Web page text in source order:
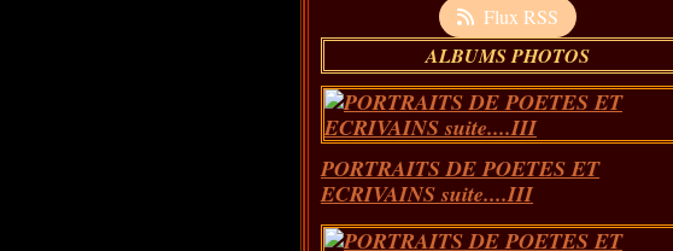
Flux RSS
ALBUMS PHOTOS
PORTRAITS DE POETES ET
ECRIVAINS suite....III